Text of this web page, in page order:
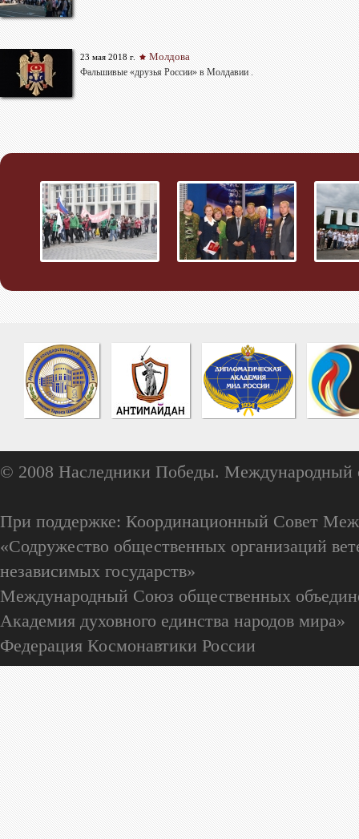
23 мая 2018 г. Молдова
Фальшивые «друзья России» в Молдавии .
© 2008 Наследники Победы. Международный
При поддержке: Координационный Совет
«Содружество общественных организаций
независимых государств»
Международный Союз общественных
Академия духовного единства народов мира»
Федерация Космонавтики России